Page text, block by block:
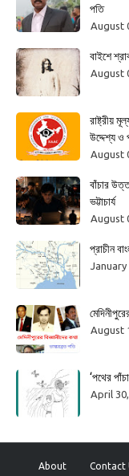
পতি
August
বাইশে
August
রাষ্ট্রীয়
উদ্দেশ্য
August
বাঁচার
ভট্টাচার্য
August
প্রাচীন
January
August
‘পথের
April
About Contact